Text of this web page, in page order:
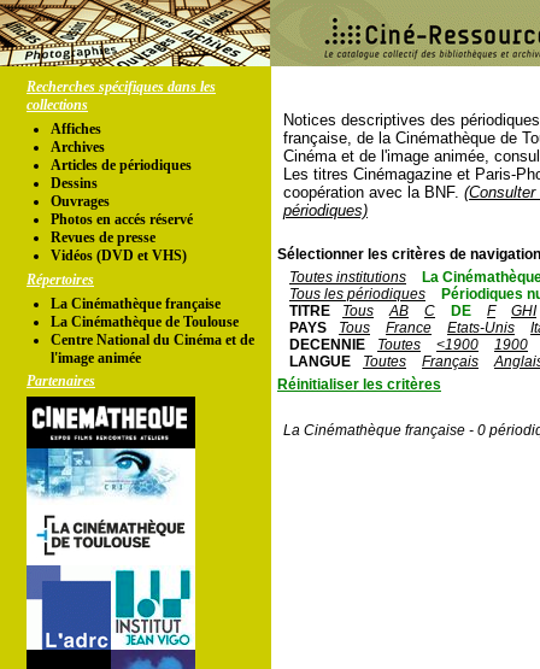
Recherches spécifiques dans les
collections
Affiches
Archives
Articles de périodiques
Dessins
Ouvrages
Photos en accés réservé
Revues de presse
Vidéos (DVD et VHS)
Répertoires
La Cinémathèque française
La Cinémathèque de Toulouse
Centre National du Cinéma et de
l'image animée
Partenaires
Notices descriptives des
française, de la Cinémathèque de
Cinéma et de l'image animée,
Les titres Cinémagazine et Paris-
coopération avec la BNF.
périodiques)
Sélectionner les critères de
Toutes institutions
La
Tous les périodiques
Périodiques
TITRE
Tous AB C DE F
GHI
PAYS
Tous France Etats-Unis
DECENNIE
Toutes <1900
1900
LANGUE
Toutes Français
Réinitialiser les critères
La Cinémathèque française - 0